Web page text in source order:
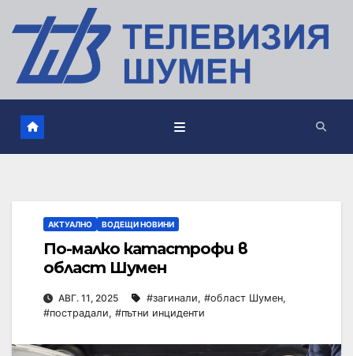
АКТУАЛНО ВОДЕЩИ НОВИНИ
По-малко катастрофи в
област Шумен
АВГ. 11, 2025 #загинали, #област Шумен,
#пострадали, #пътни инциденти